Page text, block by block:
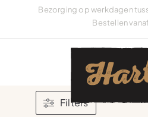
Bezorging op werkdagen
Bestellen
Filters